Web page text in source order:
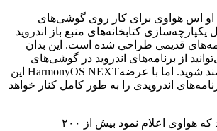
او اس هواوی برای کار روی گوشی‌های
کتابخانه‌های منبع باز اندروید
قدیمی طراحی شده است. این بدان
از برنامه‌های اندروید در گوشی‌های
هوشمند هوآوی بهره‌مند شوید. اما با عرضهHarmonyOS NEXT این
اندرویدی را به طور کامل کنار خواهد
تنها چهار ماه پیش بود که هواوی اعلام نمود بیش از ۲۰۰